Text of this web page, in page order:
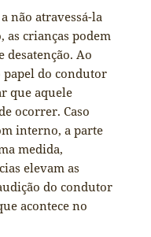
não atravessá-la
as crianças podem
desatenção. Ao
do condutor
que aquele
ocorrer. Caso
interno, a parte
medida,
elevam as
do condutor
acontece no